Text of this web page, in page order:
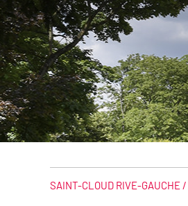
SAINT-CLOUD RIVE-GAUCHE /